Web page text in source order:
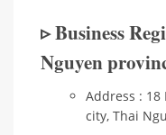
▹ Business
Nguyen
Address : 18
city, Thai